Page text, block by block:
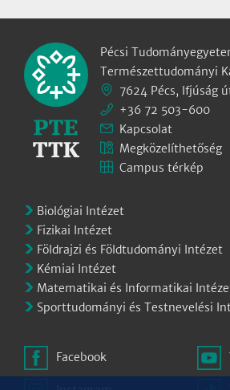
Pécsi
Természettudományi
7624 Pécs, Ifjúság
+36 72 503-600
Kapcsolat
Megközelíthetőség
Campus térkép
Biológiai Intézet
Fizikai Intézet
Földrajzi és Földtudományi Intézet
Kémiai Intézet
Matematikai és Informatikai
Sporttudományi és Testnevelési
Facebook